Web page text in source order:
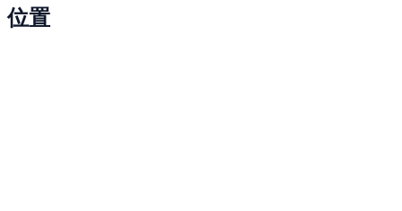
位置